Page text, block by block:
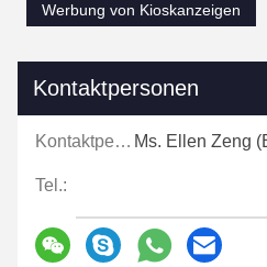
Werbung von Kioskanzeigen
Kontaktpersonen
Kontaktpersonen:
Tel.: